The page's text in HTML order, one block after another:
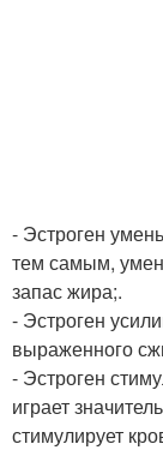
- Эстроген
тем самым,
запас жира;.
- Эстроген
выраженного
- Эстроген
играет
стимулирует